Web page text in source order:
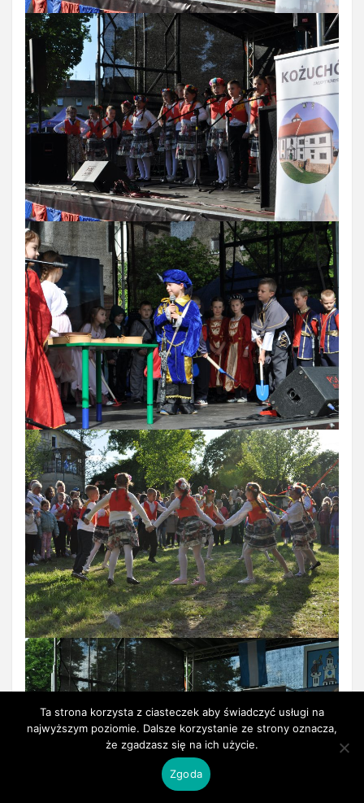
Ta strona korzysta z ciasteczek aby świadczyć usługi na
najwyższym poziomie. Dalsze korzystanie ze strony oznacza,
że zgadzasz się na ich użycie.
Zgoda